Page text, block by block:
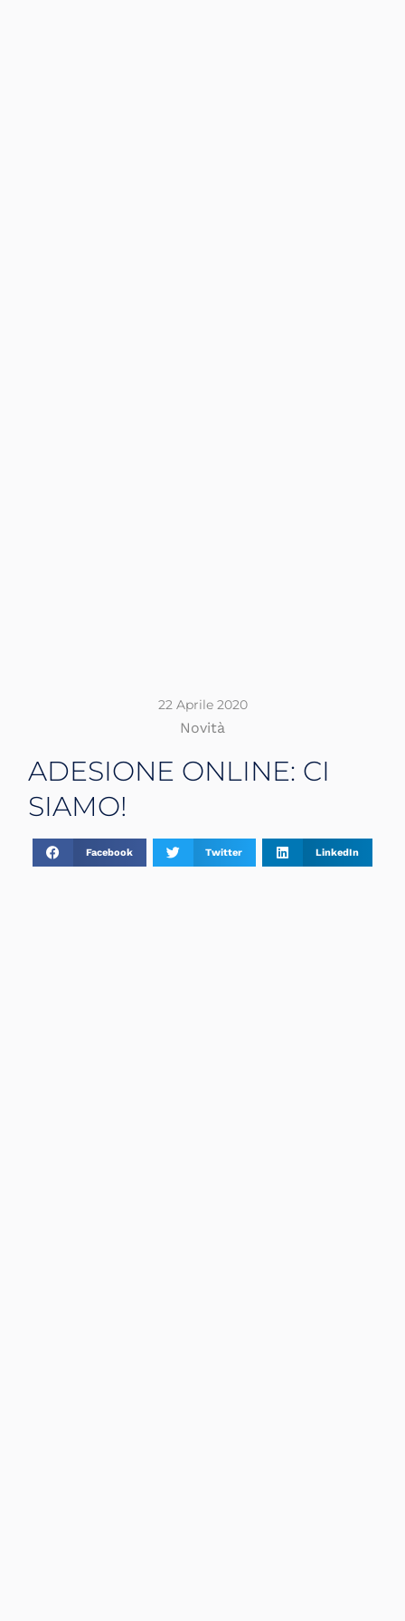
22 Aprile 2020
Novità
ADESIONE ONLINE: CI
SIAMO!
Facebook Twitter LinkedIn